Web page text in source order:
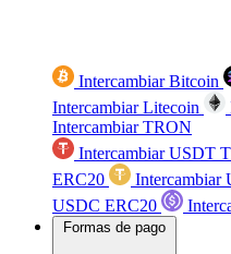
Intercambiar Bitcoin
Intercambiar Litecoin
Intercambiar TRON
Intercambiar USDT
ERC20
Intercambiar
USDC ERC20
Formas de pago